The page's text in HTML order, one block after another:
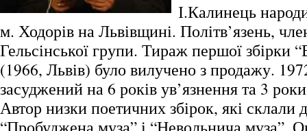
І.Калинець
м. Ходорів на Львівщині. Політв’язень,
Гельсінської групи. Тираж першої збірки
(1966, Львів) було вилучено з продажу.
засуджений на 6 років ув’язнення та 3
Автор низки поетичних збірок, які склали